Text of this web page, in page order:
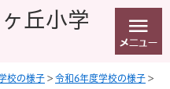
丘小学
校の様子 > 令和6年度学校の様子 >